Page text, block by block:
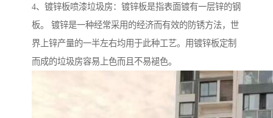
4、镀锌板喷漆垃圾房：镀锌板是指表面镀有一层锌的钢
板。 镀锌是一种经常采用的经济而有效的防锈方法，世
界上锌产量的一半左右均用于此种工艺。用镀锌板定制
而成的垃圾房容易上色而且不易褪色。